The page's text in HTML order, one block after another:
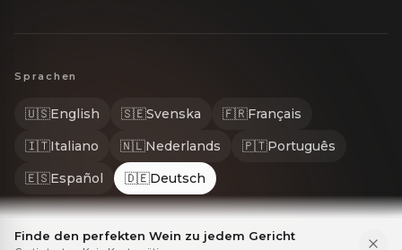
Sprachen
🇺🇸English 🇸🇪Svenska 🇫🇷Français
🇮🇹Italiano 🇳🇱Nederlands 🇵🇹Português
🇪🇸Español 🇩🇪Deutsch
Finde den perfekten Wein zu jedem Gericht